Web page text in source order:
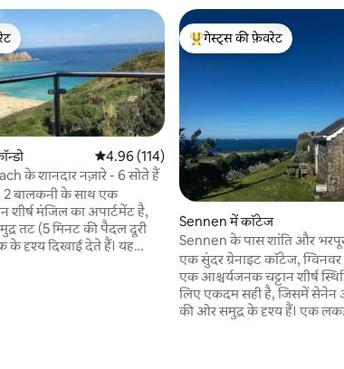
औसत रेटिंग 5 में से 4.96, 114 समीक्षाएँ
4.96 (114)
के शानदार नज़ारे - 6 सोते हैं
2 बालकनी के साथ एक
शीर्ष मंजिल का अपार्टमेंट है,
तट (5 मिनट की पैदल दूरी
दृश्य दिखाई देते हैं। यह
गेस्ट्स का टॉप फ़ेवरेट
गेस्ट्स की फ़ेवरेट
Sennen में कॉटेज
Sennen के पास शांति और
Gwynver।
एक सुंदर ग्रेनाइट कॉटेज,
एक आश्चर्यजनक चट्टान शीर्ष
लिए एकदम सही है, जिसमें सेनेन
की ओर समुद्र के दृश्य हैं। एक